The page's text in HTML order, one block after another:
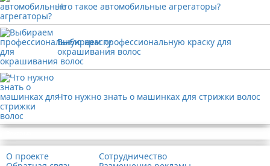
Что такое автомобильные агрегаторы?
Выбираем профессиональную краску для
окрашивания волос
Что нужно знать о машинках для стрижки волос
О проекте
Сотрудничество